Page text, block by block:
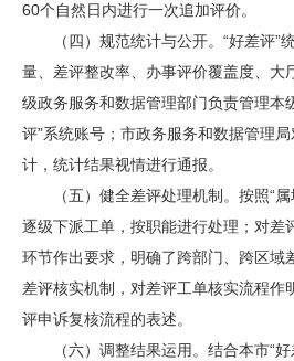
60个自然日内进行一次追加评价。
（四）规范统计与公开。“好差评”
量、差评整改率、办事评价覆盖度、大
级政务服务和数据管理部门负责管理本
评”系统账号；市政务服务和数据管理
计，统计结果视情进行通报。
（五）健全差评处理机制。按照“属
逐级下派工单，按职能进行处理；对差
环节作出要求，明确了跨部门、跨区域
差评核实机制，对差评工单核实流程作
评申诉复核流程的表述。
（六）调整结果运用。结合本市“好